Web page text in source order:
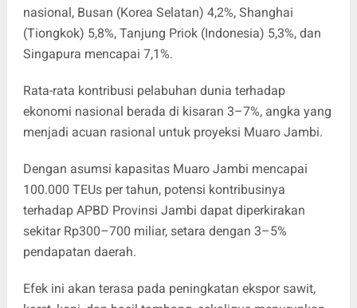
nasional, Busan (Korea Selatan) 4,2%, Shanghai
(Tiongkok) 5,8%, Tanjung Priok (Indonesia) 5,3%, dan
Singapura mencapai 7,1%.
Rata-rata kontribusi pelabuhan dunia terhadap
ekonomi nasional berada di kisaran 3–7%, angka yang
menjadi acuan rasional untuk proyeksi Muaro Jambi.
Dengan asumsi kapasitas Muaro Jambi mencapai
100.000 TEUs per tahun, potensi kontribusinya
terhadap APBD Provinsi Jambi dapat diperkirakan
sekitar Rp300–700 miliar, setara dengan 3–5%
pendapatan daerah.
Efek ini akan terasa pada peningkatan ekspor sawit,